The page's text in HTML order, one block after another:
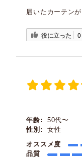
届いたカーテン
役に立った 0
年齢:
50代〜
性別:
女性
オススメ度
品質